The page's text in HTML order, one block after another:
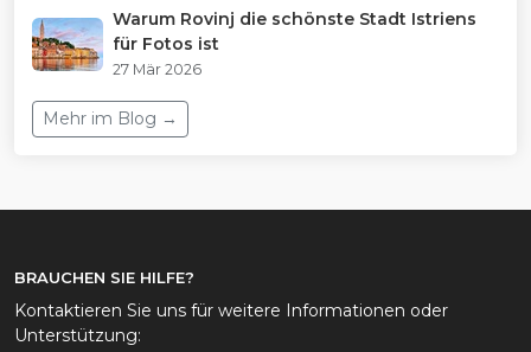
Warum Rovinj die schönste Stadt Istriens
für Fotos ist
27 Mär 2026
Mehr im Blog →
BRAUCHEN SIE HILFE?
Kontaktieren Sie uns für weitere Informationen oder
Unterstützung: